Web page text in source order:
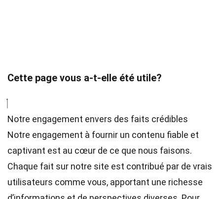
Cette page vous a-t-elle été utile?
Notre engagement envers des faits crédibles
Notre engagement à fournir un contenu fiable et
captivant est au cœur de ce que nous faisons.
Chaque fait sur notre site est contribué par de vrais
utilisateurs comme vous, apportant une richesse